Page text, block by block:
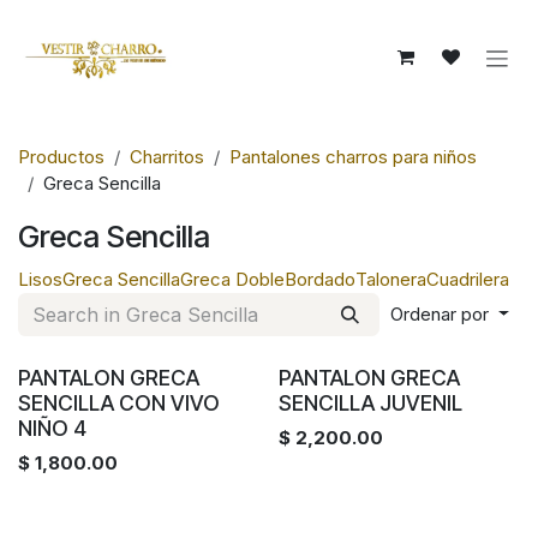
Productos Charritos
Pantalones charros para niños
Greca Sencilla
Greca Sencilla
LisosGreca SencillaGreca DobleBordadoTaloneraCuadrilera
Ordenar por
PANTALON GRECA
SENCILLA CON VIVO
NIÑO 4
$ 1,800.00
PANTALON GRECA
SENCILLA JUVENIL
$ 2,200.00